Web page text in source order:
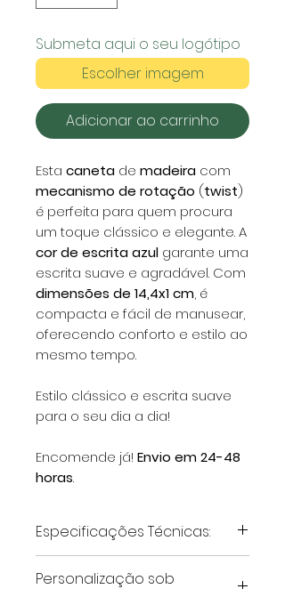
Submeta aqui o seu logótipo
Escolher imagem
Adicionar ao carrinho
Esta caneta de madeira com
mecanismo de rotação (twist)
é perfeita para quem procura
um toque clássico e elegante. A
cor de escrita azul garante uma
escrita suave e agradável. Com
dimensões de 14,4x1 cm, é
compacta e fácil de manusear,
oferecendo conforto e estilo ao
mesmo tempo.
Estilo clássico e escrita suave
para o seu dia a dia!
Encomende já! Envio em 24-48
horas.
Especificações Técnicas:
Personalização sob